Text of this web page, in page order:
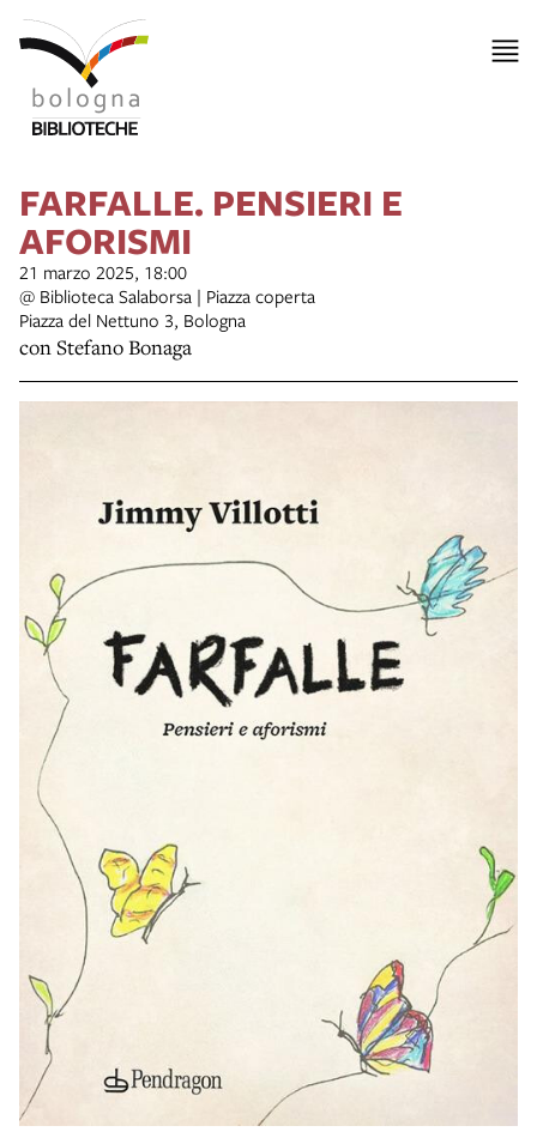
FARFALLE. PENSIERI E
AFORISMI
21 marzo 2025, 18:00
@ Biblioteca Salaborsa | Piazza coperta
Piazza del Nettuno 3, Bologna
con Stefano Bonaga